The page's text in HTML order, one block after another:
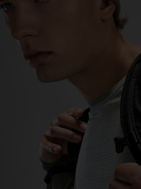
-10°
-15°
-20°
-25°